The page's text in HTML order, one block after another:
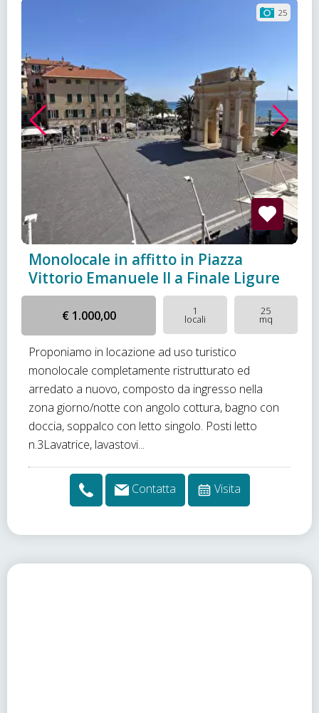
25
Monolocale in affitto in Piazza
Vittorio Emanuele II a Finale Ligure
€ 1.000,00 1
locali
25
mq
Proponiamo in locazione ad uso turistico
monolocale completamente ristrutturato ed
arredato a nuovo, composto da ingresso nella
zona giorno/notte con angolo cottura, bagno con
doccia, soppalco con letto singolo. Posti letto
n.3Lavatrice, lavastovi...
Contatta Visita